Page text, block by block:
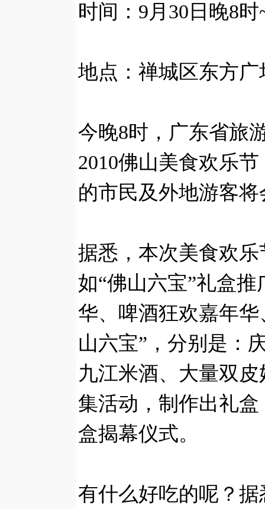
时间：9月30日晚8时
地点：禅城区东方广
今晚8时，广东省
2010佛山美食欢乐
的市民及外地游客
据悉，本次美食欢
如“佛山六宝”礼盒
华、啤酒狂欢嘉年华
山六宝”，分别是：
九江米酒、大量双
集活动，制作出礼
盒揭幕仪式。
有什么好吃的呢？